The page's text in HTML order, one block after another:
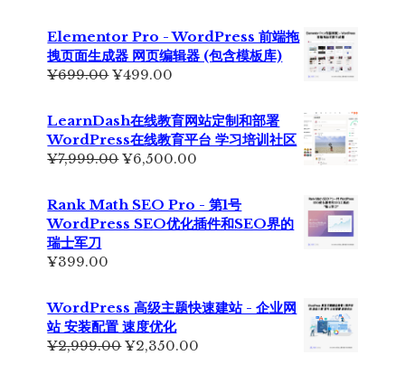
为：
¥6,990.00。
价
格
为：
Elementor Pro - WordPress 前端拖
拽页面生成器 网页编辑器 (包含模板库)
¥699.00原
为：
¥699.00。
¥499.00
价
格
为：
¥499.00。
LearnDash在线教育网站定制和部署
WordPress在线教育平台 学习培训社区
¥7,999.00原
为：
¥7,999.00。
¥6,500.00
格
为：
Rank Math SEO Pro - 第1号
WordPress SEO优化插件和SEO界的
瑞士军刀
¥399.00
WordPress 高级主题快速建站 - 企业网
站 安装配置 速度优化
¥2,999.00原
¥2,350.00